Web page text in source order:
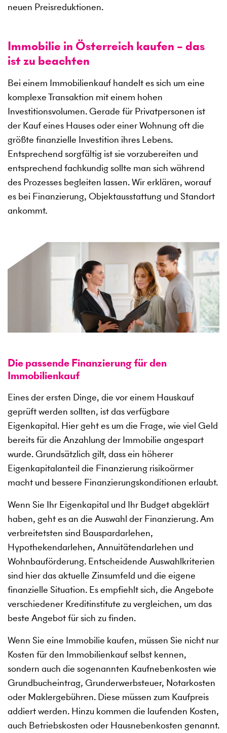
neuen Preisreduktionen.
Immobilie in Österreich kaufen – das
ist zu beachten
Bei einem Immobilienkauf handelt es sich um eine
komplexe Transaktion mit einem hohen
Investitionsvolumen. Gerade für Privatpersonen ist
der Kauf eines Hauses oder einer Wohnung oft die
größte finanzielle Investition ihres Lebens.
Entsprechend sorgfältig ist sie vorzubereiten und
entsprechend fachkundig sollte man sich während
des Prozesses begleiten lassen. Wir erklären, worauf
es bei Finanzierung, Objektausstattung und Standort
ankommt.
Die passende Finanzierung für den
Immobilienkauf
Eines der ersten Dinge, die vor einem Hauskauf
geprüft werden sollten, ist das verfügbare
Eigenkapital. Hier geht es um die Frage, wie viel Geld
bereits für die Anzahlung der Immobilie angespart
wurde. Grundsätzlich gilt, dass ein höherer
Eigenkapitalanteil die Finanzierung risikoärmer
macht und bessere Finanzierungskonditionen erlaubt.
Wenn Sie Ihr Eigenkapital und Ihr Budget abgeklärt
haben, geht es an die Auswahl der Finanzierung. Am
verbreitetsten sind Bauspardarlehen,
Hypothekendarlehen, Annuitätendarlehen und
Wohnbauförderung. Entscheidende Auswahlkriterien
sind hier das aktuelle Zinsumfeld und die eigene
finanzielle Situation. Es empfiehlt sich, die Angebote
verschiedener Kreditinstitute zu vergleichen, um das
beste Angebot für sich zu finden.
Wenn Sie eine Immobilie kaufen, müssen Sie nicht nur
Kosten für den Immobilienkauf selbst kennen,
sondern auch die sogenannten Kaufnebenkosten wie
Grundbucheintrag, Grunderwerbsteuer, Notarkosten
oder Maklergebühren. Diese müssen zum Kaufpreis
addiert werden. Hinzu kommen die laufenden Kosten,
auch Betriebskosten oder Hausnebenkosten genannt.